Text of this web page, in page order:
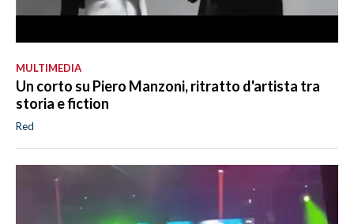
MULTIMEDIA
Un corto su Piero Manzoni, ritratto d'artista tra
storia e fiction
Red